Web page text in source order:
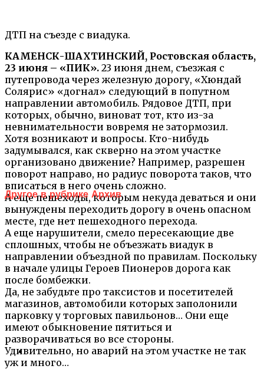
ДТП на съезде с виадука.
КАМЕНСК-ШАХТИНСКИЙ, Ростовская область,
23 июня – «ПИК». 23 июня днем, съезжая с
путепровода через железную дорогу, «Хюндай
Солярис» «догнал» следующий в попутном
направлении автомобиль. Рядовое ДТП, при
которых, обычно, виноват тот, кто из-за
невнимательности вовремя не затормозил.
Хотя возникают и вопросы. Кто-нибудь
задумывался, как скверно на этом участке
организовано движение? Например, разрешен
поворот направо, но радиус поворота таков, что
вписаться в него очень сложно.
А еще пешеходы, которым некуда деваться и они
вынуждены переходить дорогу в очень опасном
месте, где нет пешеходного перехода.
А еще нарушители, смело пересекающие две
сплошных, чтобы не объезжать виадук в
направлении объездной по правилам. Поскольку
в начале улицы Героев Пионеров дорога как
после бомбежки.
Да, не забудьте про таксистов и посетителей
магазинов, автомобили которых заполонили
парковку у торговых павильонов… Они еще
имеют обыкновение пятиться и
разворачиваться во все стороны.
Удивительно, но аварий на этом участке не так
уж и много…
Другое в рубрике Архив